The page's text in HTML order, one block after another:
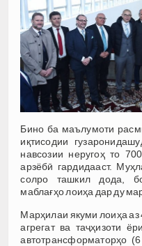
Бино ба маълумоти
иқтисодии
навсозии неругоҳ то
арзёбӣ гардидааст.
солро ташкил дода,
маблағҳо лоиҳа дар ду
Марҳилаи якуми лоиҳа
агрегат ва таҷҳизоти
автотрансформаторҳо